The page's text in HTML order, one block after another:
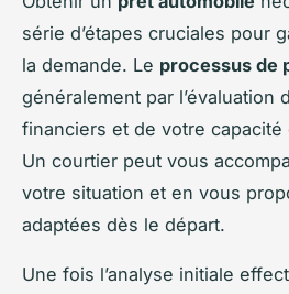
série d’étapes cruciales pour
la demande. Le processus de
généralement par l’évaluation
financiers et de votre capacité
Un courtier peut vous
votre situation et en vous
adaptées dès le départ.
Une fois l’analyse initiale